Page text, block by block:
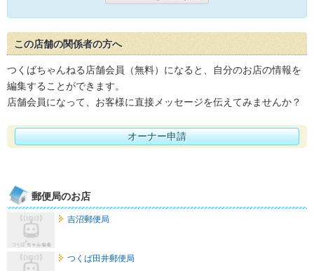
この店舗の関係者の方へ
つくばちゃんねる店舗会員（無料）になると、自分のお店の情報を
編集することができます。
店舗会員になって、お客様に直接メッセージを伝えてみませんか？
オーナー申請
郵便局のお店
吉沼郵便局
つくば田井郵便局